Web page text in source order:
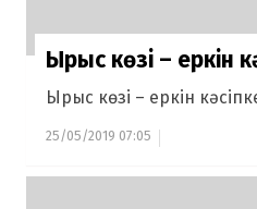
Ырыс көзі – еркін
Ырыс көзі – еркін
25/05/2019 07:05